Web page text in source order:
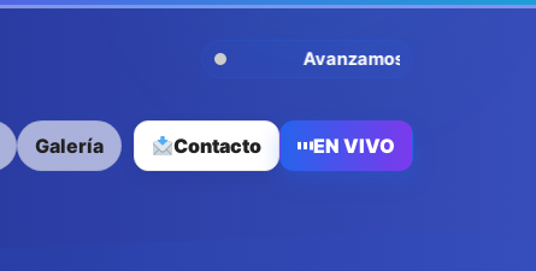
Avanzamos Contigo
Galería Contacto EN VIVO